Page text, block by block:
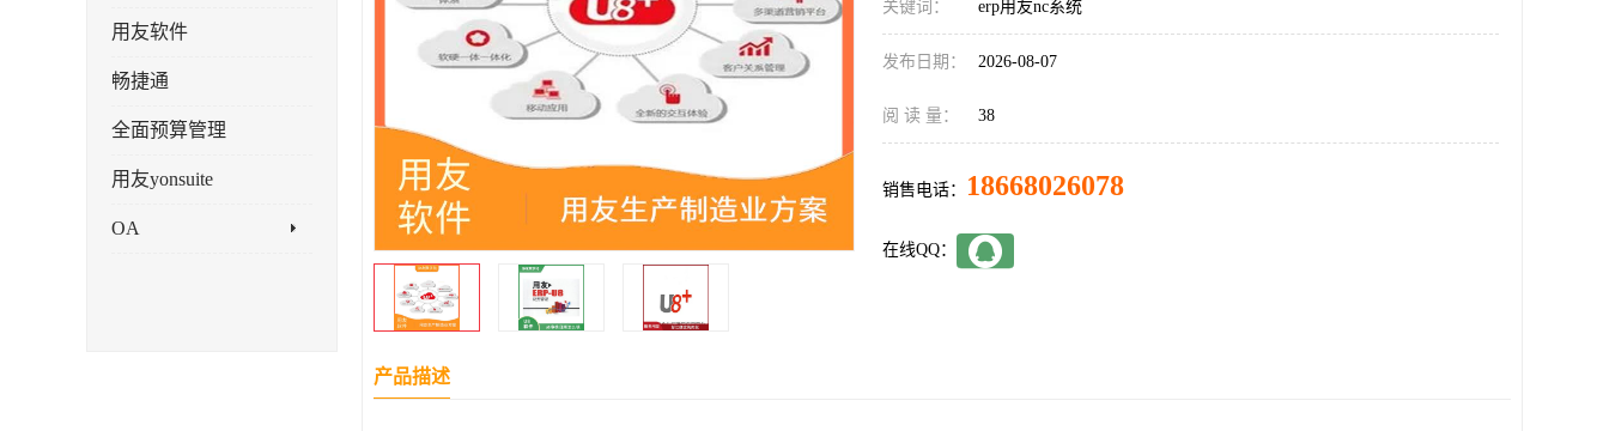
用友软件
畅捷通
全面预算管理
用友yonsuite
OA
关键词： erp用友nc系统
发布日期： 2026-08-07
阅 读 量： 38
销售电话： 18668026078
在线QQ：
产品描述